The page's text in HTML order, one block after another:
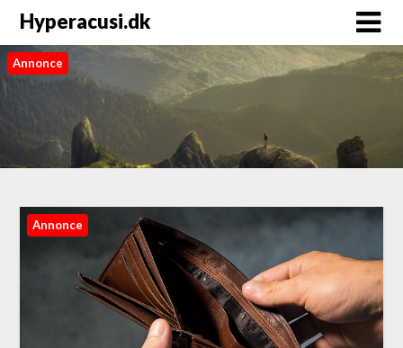
Hyperacusi.dk
Annonce
Annonce